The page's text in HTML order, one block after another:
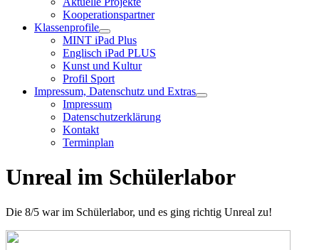
Kooperationspartner
Klassenprofile
MINT iPad Plus
Englisch iPad PLUS
Kunst und Kultur
Profil Sport
Impressum, Datenschutz und Extras
Impressum
Datenschutzerklärung
Kontakt
Terminplan
Unreal im Schülerlabor
Die 8/5 war im Schülerlabor, und es ging richtig Unreal zu!